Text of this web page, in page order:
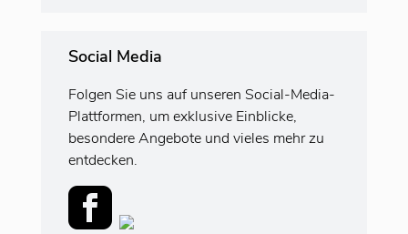
Social Media
Folgen Sie uns auf unseren Social-Media-
Plattformen, um exklusive Einblicke,
besondere Angebote und vieles mehr zu
entdecken.